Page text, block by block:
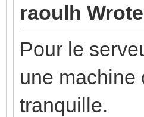
raoulh
Pour le
une machine
tranquille.